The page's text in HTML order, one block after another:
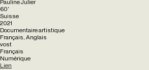
Pauline Julier
60'
Suisse
2021
Documentaire artistique
Français, Anglais
vost
Français
Numérique
Lien